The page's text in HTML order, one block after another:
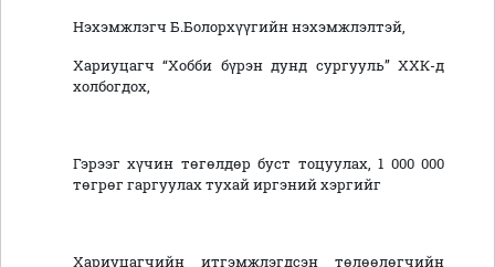
Нэхэмжлэгч Б.Болорхүүгийн нэхэмжлэлтэй,
Хариуцагч “Хобби бүрэн дунд сургууль” ХХК-д
холбогдох,
Гэрээг хүчин төгөлдөр буст тоцуулах, 1 000 000
төгрөг гаргуулах тухай иргэний хэргийг
Хариуцагчийн итгэмжлэгдсэн төлөөлөгчийн